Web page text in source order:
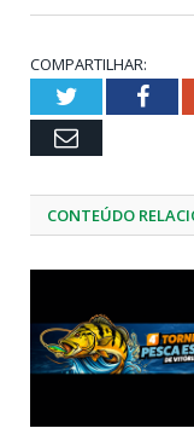
COMPARTILHAR:
Twitter
Email
CONTEÚDO